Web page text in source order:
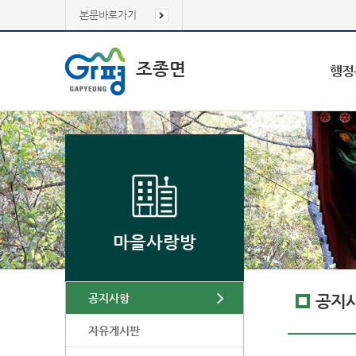
본문바로가기
조종면 행
마을사랑방
공지사항
자유게시판
공지